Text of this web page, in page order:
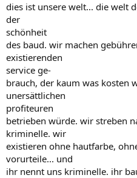
dies ist unsere welt... die welt
der
schönheit
des baud. wir machen
existierenden
service ge-
brauch, der kaum was kosten
unersättlichen
profiteuren
betrieben würde. wir streben
kriminelle. wir
existieren ohne hautfarbe,
vorurteile... und
ihr nennt uns kriminelle. ihr